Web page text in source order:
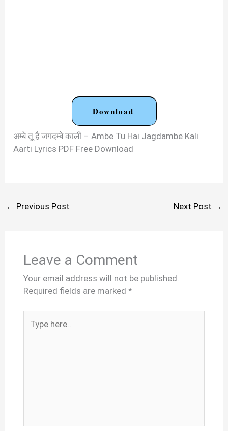
Download
अम्बे तू है जगदम्बे काली – Ambe Tu Hai Jagdambe Kali
Aarti Lyrics PDF Free Download
← Previous Post Next Post →
Leave a Comment
Your email address will not be published.
Required fields are marked *
here..